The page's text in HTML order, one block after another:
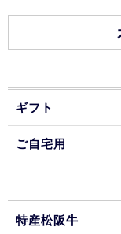
ギフト
ご自宅用
特産松阪牛